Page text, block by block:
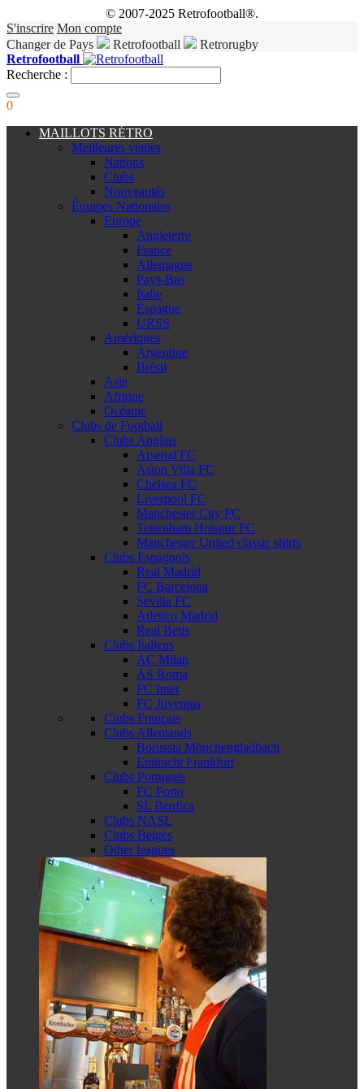
© 2007-2025 Retrofootball®.
S'inscrire Mon compte
Changer de Pays
Retrofootball
Retrorugby
Retrofootball
Recherche :
0
MAILLOTS RÉTRO
Meilleures ventes
Nations
Clubs
Nouveautés
Équipes Nationales
Europe
Angleterre
France
Allemagne
Pays-Bas
Italie
Espagne
URSS
Amériques
Argentine
Brésil
Asie
Afrique
Océanie
Clubs de Football
Clubs Anglais
Arsenal FC
Aston Villa FC
Chelsea FC
Liverpool FC
Manchester City FC
Tottenham Hotspur FC
Manchester United classic shirts
Clubs Espagnols
Real Madrid
FC Barcelona
Sevilla FC
Atletico Madrid
Real Betis
Clubs Italiens
AC Milan
AS Roma
FC Inter
FC Juventus
Clubs Français
Clubs Allemands
Borussia Mönchengladbach
Eintracht Frankfurt
Clubs Portugais
FC Porto
SL Benfica
Clubs NASL
Clubs Belges
Other leagues